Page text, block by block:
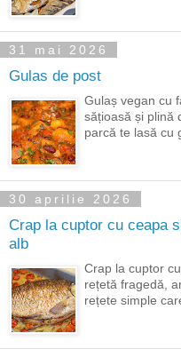
31 mai 2026
Gulas de post
Gulaș vegan cu
sățioasă și plină
parcă te lasă cu
30 aprilie 2026
Crap la cuptor cu ceapa
alb
Crap la cuptor
rețetă fragedă,
rețete simple